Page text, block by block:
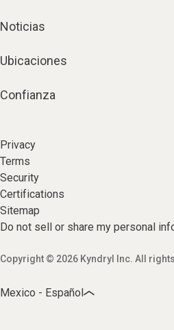
Noticias
Ubicaciones
Confianza
Privacy
Terms
Security
Certifications
Sitemap
Do not sell or share my personal
Copyright © 2026 Kyndryl Inc. All
Mexico - Español